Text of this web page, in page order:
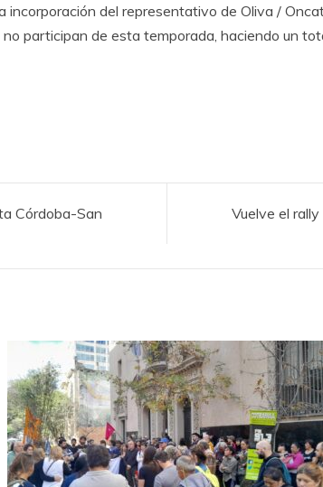
del representativo de Oliva /
participan de esta temporada, haciendo un
Córdoba-San
Vuelve el